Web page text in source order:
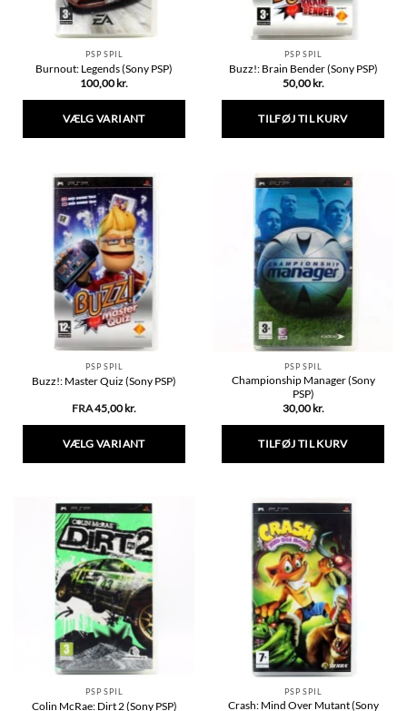
PSP SPIL
Burnout: Legends (Sony PSP)
100,00 kr.
VÆLG VARIANT
har
flere
varianter.
Mulighederne
kan
vælges
på
varesiden
PSP SPIL
Buzz!: Brain Bender (Sony PSP)
50,00 kr.
TILFØJ TIL KURV
PSP SPIL
Buzz!: Master Quiz (Sony PSP)
FRA45,00 kr.
VÆLG VARIANT
har
flere
varianter.
Mulighederne
kan
vælges
på
varesiden
PSP SPIL
Championship Manager (Sony
PSP)
30,00 kr.
TILFØJ TIL KURV
PSP SPIL
Colin McRae: Dirt 2 (Sony PSP)
PSP SPIL
Crash: Mind Over Mutant (Sony